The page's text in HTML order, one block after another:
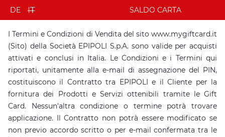
DE IT SALDO CARTA
Termini e condizioni
I Termini e Condizioni di Vendita del sito www.mygiftcard.it
(Sito) della Società EPIPOLI S.p.A. sono valide per acquisti
attivati e conclusi in Italia. Le Condizioni e i Termini qui
riportati, unitamente alla e-mail di assegnazione del PIN,
costituiscono il Contratto tra EPIPOLI e il Cliente per la
fornitura dei Prodotti e Servizi ottenibili tramite le Gift
Card. Nessun'altra condizione o termine potrà trovare
applicazione. Il Contratto non potrà essere modificato se
non previo accordo scritto o per e-mail confermata tra le